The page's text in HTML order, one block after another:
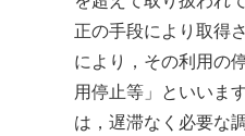
正の手段により取得
により，その利用の
用停止等」といいま
は，遅滞なく必要な